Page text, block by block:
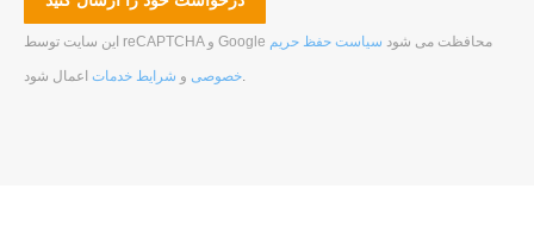
این سایت توسط reCAPTCHA و Google محافظت می شود سیاست حفظ حریم
خصوصی و شرایط خدمات اعمال شود .